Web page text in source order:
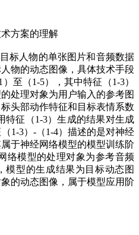
术方案的理解
标人物的单张图片和音频数据
物的动态图像，具体技术手段
至（1-5），其中特征（1-3）
处理对象为用户输入的参考图
头部动作特征和目标表情系数
特征（1-3）生成的结果对生成
1-3）-（1-4）描述的是对神经
于神经网络模型的模型训练阶
络模型的处理对象为参考音频
模型的生成结果为目标动态图
的动态图像，属于模型应用阶